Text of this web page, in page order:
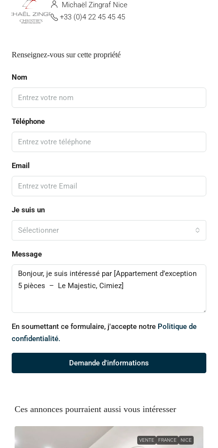
Michaël Zingraf Nice
+33 (0)4 22 45 45 45
Renseignez-vous sur cette propriété
Nom
Téléphone
Email
Je suis un
Sélectionner
Message
En soumettant ce formulaire, j'accepte notre Politique de
confidentialité.
Demande d'informations
Ces annonces pourraient aussi vous intéresser
VENTE FRANCE NICE